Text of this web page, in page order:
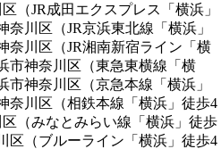
（JR成田エクスプレス「横浜」
奈川区（JR京浜東北線「横浜」
奈川区（JR湘南新宿ライン「横
市神奈川区（東急東横線「横
市神奈川区（京急本線「横浜」
奈川区（相鉄本線「横浜」徒歩4
（みなとみらい線「横浜」徒歩
区（ブルーライン「横浜」徒歩4